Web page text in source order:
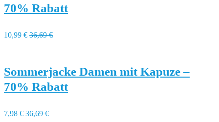
70% Rabatt
10,99 € 36,69 €
Sommerjacke Damen mit Kapuze –
70% Rabatt
7,98 € 36,69 €